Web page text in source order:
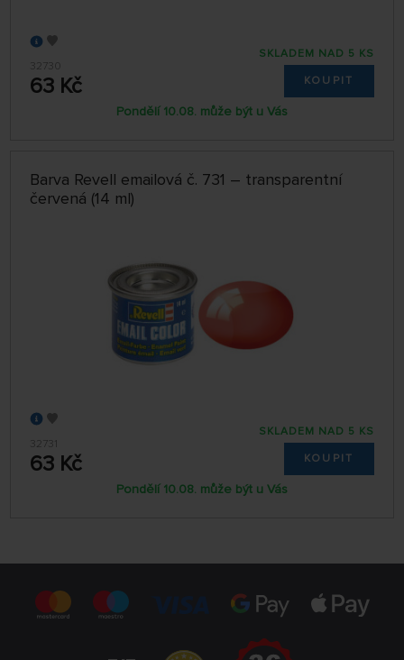
32730
63 Kč
SKLADEM NAD 5 KS
KOUPIT
Pondělí 10.08. může být u Vás
Barva Revell emailová č. 731 – transparentní
červená (14 ml)
32731
63 Kč
SKLADEM NAD 5 KS
KOUPIT
Pondělí 10.08. může být u Vás